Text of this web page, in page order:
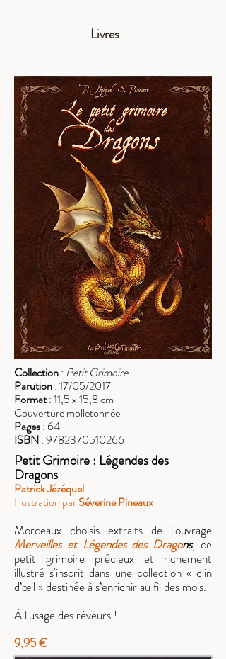
Livres
Collection: Petit Grimoire
Parution: 17/05/2017
Format: 11,5 x 15,8 cm
Couverture molletonnée
Pages: 64
ISBN:9782370510266
Petit Grimoire : Légendes des
Dragons
Patrick Jézéquel
Illustration parSéverine Pineaux
Morceaux choisis extraits de l'ouvrage
Merveilles et Légendes des Dragons, ce
petit grimoire précieux et richement
illustré s'inscrit dans une collection « clin
d’œil » destinée à s’enrichir au fil des mois.
À l'usage des rêveurs !
9,95 €